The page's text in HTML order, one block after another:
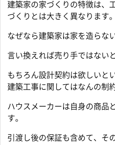
建築家の家づくりの特徴は、
づくりとは大きく異なります。
なぜなら建築家は家を造らな
言い換えれば売り手ではない
もちろん設計契約は欲しいと
建築工事に関してはなんの制
ハウスメーカーは自身の商品
す。
引渡し後の保証も含めて、そ